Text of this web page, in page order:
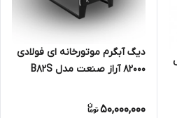
دیگ آبگرم موتورخانه ای فولادی
82000 آراز صنعت مدل B82S
50,000,000